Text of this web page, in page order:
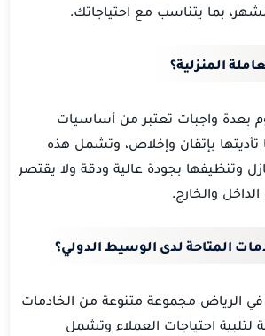
بما يتناسب مع احتياجاتك.
المنزلية؟
بعدة واجبات تعتبر من أساسيات
بإتقان وإخلاص، وتشمل هذه
وتنظيفها بجودة عالية ودقة ولا يقتصر
والخارج.
المتاحة لدى الوسيط الدولي؟
الرياض مجموعة متنوعة من الخادمات
احتياجات العملاء وتشمل